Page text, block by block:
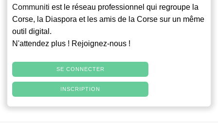
Communiti est le réseau professionnel qui regroupe la
Corse, la Diaspora et les amis de la Corse sur un même
outil digital.
N'attendez plus ! Rejoignez-nous !
SE CONNECTER
INSCRIPTION